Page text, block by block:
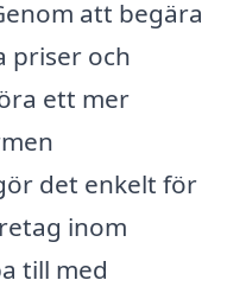
att begära
priser och
ett mer
det enkelt för
inom
till med